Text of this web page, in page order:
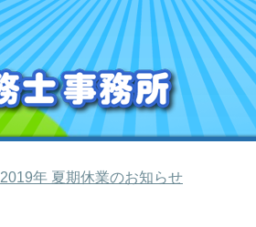
2019年 夏期休業のお知らせ